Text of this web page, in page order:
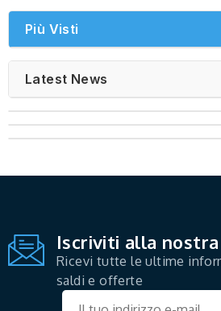
Più Visti
Latest News
Iscriviti alla
Ricevi tutte le ultime
saldi e offerte